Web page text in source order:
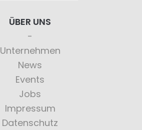
ÜBER UNS
Unternehmen
News
Events
Jobs
Impressum
Datenschutz